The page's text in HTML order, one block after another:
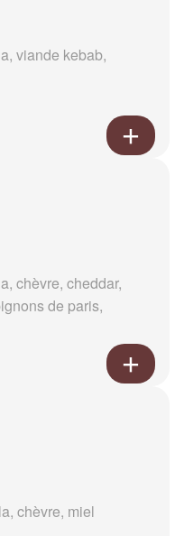
viande kebab,
chèvre, cheddar,
de paris,
chèvre, miel